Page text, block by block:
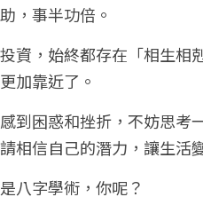
，事半功倍。
資，始終都存在「相生相
加靠近了。
到困惑和挫折，不妨思考
相信自己的潛力，讓生活
八字學術，你呢？